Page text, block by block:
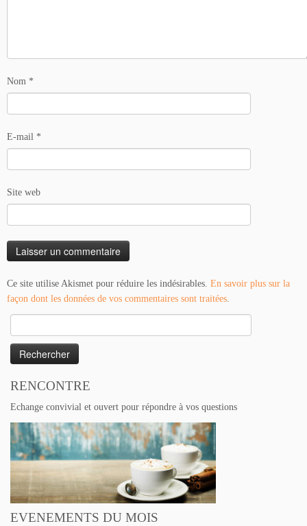
Nom *
E-mail *
Site web
Ce site utilise Akismet pour réduire les indésirables. En savoir plus sur la
façon dont les données de vos commentaires sont traitées.
RENCONTRE
Echange convivial et ouvert pour répondre à vos questions
EVENEMENTS DU MOIS